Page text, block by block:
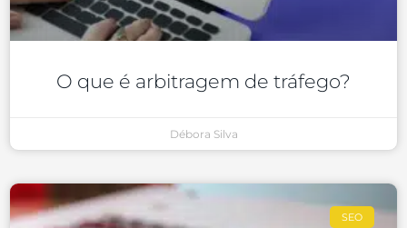
O que é arbitragem de tráfego?
Débora Silva
SEO